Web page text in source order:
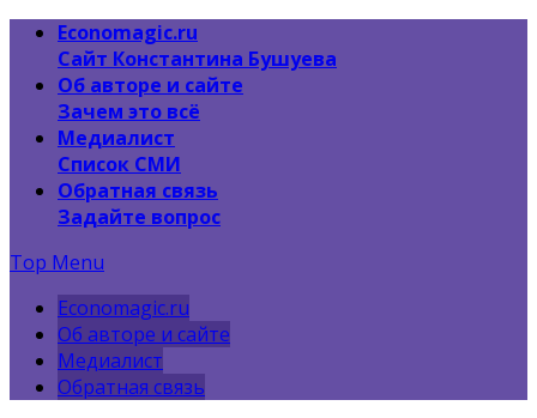
Economagic.ru
Сайт Константина Бушуева
Об авторе и сайте
Зачем это всё
Медиалист
Список СМИ
Обратная связь
Задайте вопрос
Top Menu
Economagic.ru
Об авторе и сайте
Медиалист
Обратная связь